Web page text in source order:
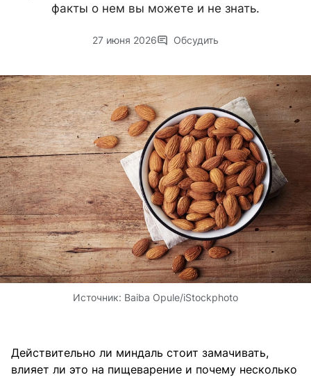
факты о нем вы можете и не знать.
27 июня 2026 Обсудить
Источник: Baiba Opule/iStockphoto
Действительно ли миндаль стоит замачивать,
влияет ли это на пищеварение и почему несколько